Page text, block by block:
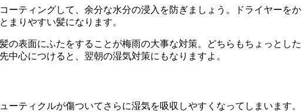
ーティングして、余分な水分の浸入を防ぎましょう。ドライヤーをか
まりやすい髪になります。
表面にふたをすることが梅雨の大事な対策。どちらもちょっとした
心につけると、翌朝の湿気対策にもなりますよ。
ティクルが傷ついてさらに湿気を吸収しやすくなってしまいます。